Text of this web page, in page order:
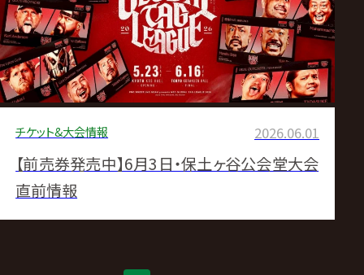
チケット&大会情報 2026.06.01
【前売券発売中】6月3日・保土ヶ谷公会堂大会
直前情報